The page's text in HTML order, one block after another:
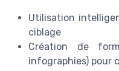
Utilisation
ciblage
Création de
infographies) pour